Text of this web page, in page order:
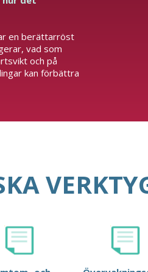
en berättarröst
vad som
och på
kan förbättra